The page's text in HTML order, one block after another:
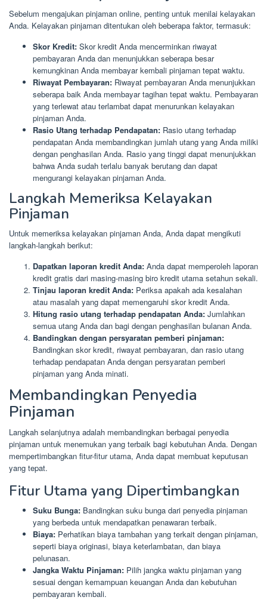
Sebelum mengajukan pinjaman online, penting untuk menilai kelayakan
Anda. Kelayakan pinjaman ditentukan oleh beberapa faktor, termasuk:
Skor Kredit: Skor kredit Anda mencerminkan riwayat
pembayaran Anda dan menunjukkan seberapa besar
kemungkinan Anda membayar kembali pinjaman tepat waktu.
Riwayat Pembayaran: Riwayat pembayaran Anda menunjukkan
seberapa baik Anda membayar tagihan tepat waktu. Pembayaran
yang terlewat atau terlambat dapat menurunkan kelayakan
pinjaman Anda.
Rasio Utang terhadap Pendapatan: Rasio utang terhadap
pendapatan Anda membandingkan jumlah utang yang Anda miliki
dengan penghasilan Anda. Rasio yang tinggi dapat menunjukkan
bahwa Anda sudah terlalu banyak berutang dan dapat
mengurangi kelayakan pinjaman Anda.
Langkah Memeriksa Kelayakan
Pinjaman
Untuk memeriksa kelayakan pinjaman Anda, Anda dapat mengikuti
langkah-langkah berikut:
Dapatkan laporan kredit Anda: Anda dapat memperoleh laporan
kredit gratis dari masing-masing biro kredit utama setahun sekali.
Tinjau laporan kredit Anda: Periksa apakah ada kesalahan
atau masalah yang dapat memengaruhi skor kredit Anda.
Hitung rasio utang terhadap pendapatan Anda: Jumlahkan
semua utang Anda dan bagi dengan penghasilan bulanan Anda.
Bandingkan dengan persyaratan pemberi pinjaman:
Bandingkan skor kredit, riwayat pembayaran, dan rasio utang
terhadap pendapatan Anda dengan persyaratan pemberi
pinjaman yang Anda minati.
Membandingkan Penyedia
Pinjaman
Langkah selanjutnya adalah membandingkan berbagai penyedia
pinjaman untuk menemukan yang terbaik bagi kebutuhan Anda. Dengan
mempertimbangkan fitur-fitur utama, Anda dapat membuat keputusan
yang tepat.
Fitur Utama yang Dipertimbangkan
Suku Bunga: Bandingkan suku bunga dari penyedia pinjaman
yang berbeda untuk mendapatkan penawaran terbaik.
Biaya: Perhatikan biaya tambahan yang terkait dengan pinjaman,
seperti biaya originasi, biaya keterlambatan, dan biaya
pelunasan.
Jangka Waktu Pinjaman: Pilih jangka waktu pinjaman yang
sesuai dengan kemampuan keuangan Anda dan kebutuhan
pembayaran kembali.